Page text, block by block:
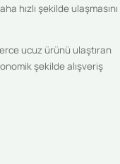
hızlı şekilde ulaşmasını
ucuz ürünü ulaştıran
şekilde alışveriş